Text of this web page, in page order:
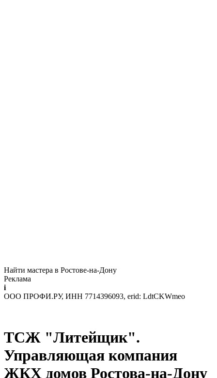
Найти мастера в Ростове-на-Дону
Реклама
i
ООО ПРОФИ.РУ, ИНН 7714396093, erid: LdtCKWmeo
ТСЖ "Литейщик".
Управляющая компания
ЖКХ домов Ростова-на-Дону